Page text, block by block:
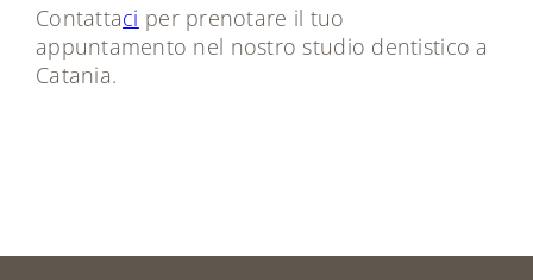
Contattaci per prenotare il tuo
appuntamento nel nostro studio dentistico a
Catania.